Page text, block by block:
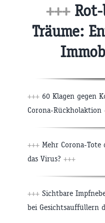
+++Rot-
Träume:
+++ 60 Klagen gegen
Corona-Rückholaktion
+++ Mehr Corona-
das Virus? +++
+++ Sichtbare
bei Gesichtsauffüllern